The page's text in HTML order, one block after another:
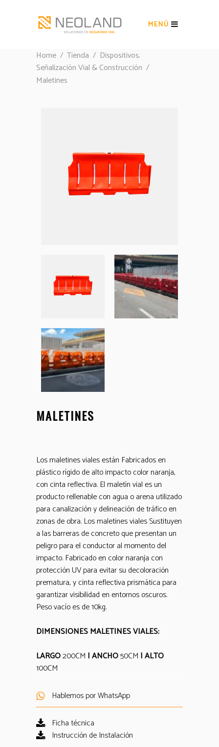
MENÚ
Home / Tienda / Dispositivos,
Señalización Vial & Construcción /
Maletines
MALETINES
Los maletines viales están Fabricados en
plástico rígido de alto impacto color naranja,
con cinta reflectiva. El maletín vial es un
producto rellenable con agua o arena utilizado
para canalización y delineación de tráfico en
zonas de obra. Los maletines viales Sustituyen
a las barreras de concreto que presentan un
peligro para el conductor al momento del
impacto. Fabricado en color naranja con
protección UV para evitar su decoloración
prematura, y cinta reflectiva prismática para
garantizar visibilidad en entornos oscuros.
Peso vacío es de 10kg.
DIMENSIONES MALETINES VIALES:
LARGO200CM | ANCHO50CM | ALTO
100CM
Hablemos por WhatsApp
Ficha técnica
Instrucción de Instalación